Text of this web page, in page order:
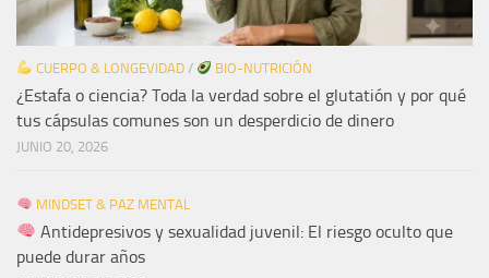
CUERPO & LONGEVIDAD/ BIO-NUTRICIÓN
¿Estafa o ciencia? Toda la verdad sobre el glutatión y por qué
tus cápsulas comunes son un desperdicio de dinero
JUNIO 20, 2026
MINDSET & PAZ MENTAL
Antidepresivos y sexualidad juvenil: El riesgo oculto que
puede durar años